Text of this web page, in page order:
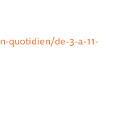
quotidien/de-3-a-11-